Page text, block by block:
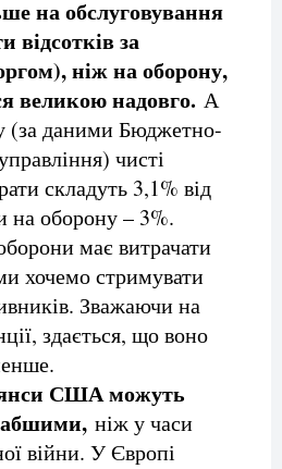
на обслуговування
відсотків за
ніж на оборону,
великою надовго. А
(за даними Бюджетно-
чисті
складуть 3,1% від
на оборону – 3%.
має витрачати
хочемо стримувати
Зважаючи на
здається, що воно
США можуть
ніж у часи
війни. У Європі